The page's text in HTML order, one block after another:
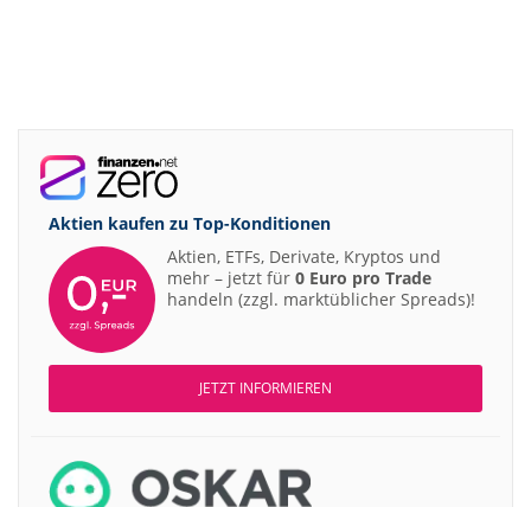
Aktien kaufen zu Top-Konditionen
Aktien, ETFs, Derivate, Kryptos und
mehr – jetzt für 0 Euro pro Trade
handeln (zzgl. marktüblicher Spreads)!
JETZT INFORMIEREN